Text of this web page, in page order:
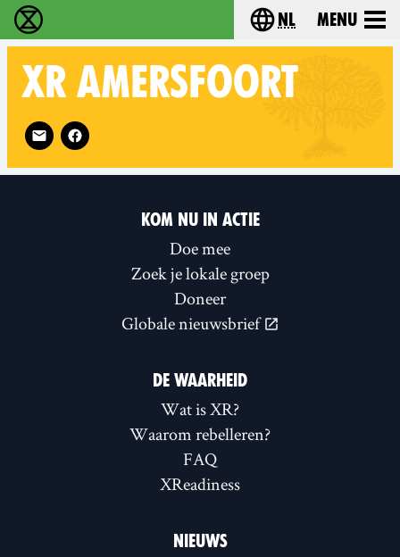
Extinction Rebellion - Home Choose your
nl Menu
XR AMERSFOORT
Follow XR Amersfoort on
KOM NU IN ACTIE
Doe mee
Zoek je lokale groep
Doneer
Globale nieuwsbrief
DE WAARHEID
Wat is XR?
Waarom rebelleren?
FAQ
XReadiness
NIEUWS